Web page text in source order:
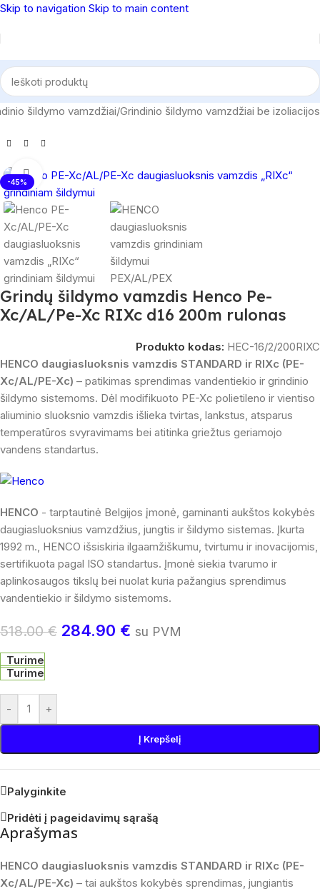
Skip to navigation Skip to main content
šildymo vamzdžiai/Grindinio šildymo vamzdžiai be izoliacijos
-45%
Spustelėkite, norėdami padidinti
Grindų šildymo vamzdis Henco Pe-
Xc/AL/Pe-Xc RIXc d16 200m rulonas
Produkto kodas: HEC-16/2/200RIXC
HENCO daugiasluoksnis vamzdis STANDARD ir RIXc (PE-
Xc/AL/PE-Xc) – patikimas sprendimas vandentiekio ir grindinio
šildymo sistemoms. Dėl modifikuoto PE-Xc polietileno ir vientiso
aliuminio sluoksnio vamzdis išlieka tvirtas, lankstus, atsparus
temperatūros svyravimams bei atitinka griežtus geriamojo
vandens standartus.
HENCO - tarptautinė Belgijos įmonė, gaminanti aukštos kokybės
daugiasluoksnius vamzdžius, jungtis ir šildymo sistemas. Įkurta
1992 m., HENCO išsiskiria ilgaamžiškumu, tvirtumu ir inovacijomis,
sertifikuota pagal ISO standartus. Įmonė siekia tvarumo ir
aplinkosaugos tikslų bei nuolat kuria pažangius sprendimus
vandentiekio ir šildymo sistemoms.
518.00€ 284.90 € su PVM
Turime
Turime
- +
Į Krepšelį
Palyginkite
Pridėti į pageidavimų sąrašą
Aprašymas
HENCO daugiasluoksnis vamzdis STANDARD ir RIXc (PE-
Xc/AL/PE-Xc) – tai aukštos kokybės sprendimas, jungiantis